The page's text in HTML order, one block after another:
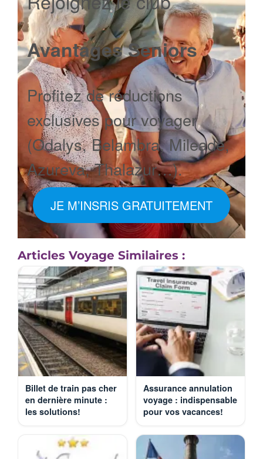
Avantages Seniors
Profitez de réductions
exclusives pour voyager
(Odalys, Belambra, Mileade,
Azureva, Thalazur…).
JE M’INSRIS GRATUITEMENT
Articles Voyage Similaires :
Billet de train pas cher
en dernière minute :
les solutions!
Assurance annulation
voyage : indispensable
pour vos vacances!